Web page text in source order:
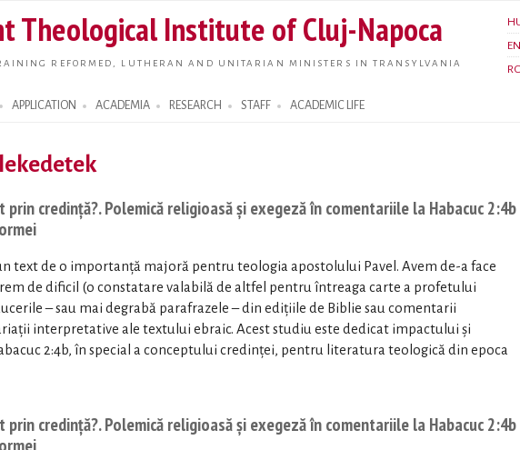
main
content
Theological Institute of Cluj-Napoca
REFORMED, LUTHERAN AND UNITARIAN MINISTERS IN TRANSYLVANIA
EN
APPLICATION ACADEMIA RESEARCH STAFF ACADEMIC LIFE
prin credință?. Polemică religioasă și exegeză în comentariile la Habacuc 2:4b
text de o importanță majoră pentru teologia apostolului Pavel. Avem de-a face
de dificil (o constatare valabilă de altfel pentru întreaga carte a profetului
– sau mai degrabă parafrazele – din edițiile de Biblie sau comentarii
interpretative ale textului ebraic. Acest studiu este dedicat impactului și
2:4b, în special a conceptului credinței, pentru literatura teologică din epoca
prin credință?. Polemică religioasă și exegeză în comentariile la Habacuc 2:4b